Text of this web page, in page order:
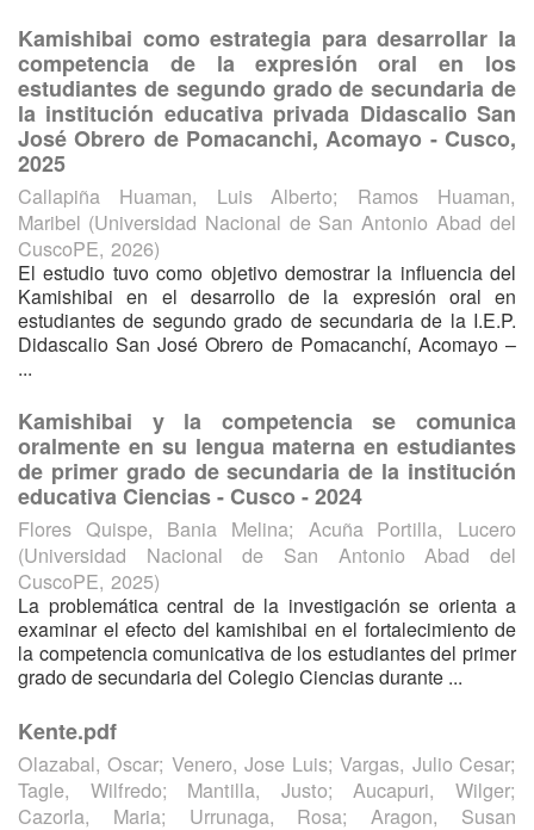
Kamishibai como estrategia para desarrollar la
competencia de la expresión oral en los
estudiantes de segundo grado de secundaria de
la institución educativa privada Didascalio San
José Obrero de Pomacanchi, Acomayo - Cusco,
2025
Callapiña Huaman, Luis Alberto; Ramos Huaman,
Maribel (Universidad Nacional de San Antonio Abad del
CuscoPE, 2026)
El estudio tuvo como objetivo demostrar la influencia del
Kamishibai en el desarrollo de la expresión oral en
estudiantes de segundo grado de secundaria de la I.E.P.
Didascalio San José Obrero de Pomacanchí, Acomayo –
...
Kamishibai y la competencia se comunica
oralmente en su lengua materna en estudiantes
de primer grado de secundaria de la institución
educativa Ciencias - Cusco - 2024
Flores Quispe, Bania Melina; Acuña Portilla, Lucero
(Universidad Nacional de San Antonio Abad del
CuscoPE, 2025)
La problemática central de la investigación se orienta a
examinar el efecto del kamishibai en el fortalecimiento de
la competencia comunicativa de los estudiantes del primer
grado de secundaria del Colegio Ciencias durante ...
Kente.pdf
Olazabal, Oscar; Venero, Jose Luis;Vargas, Julio Cesar;
Tagle, Wilfredo; Mantilla, Justo; Aucapuri, Wilger;
Cazorla, Maria; Urrunaga, Rosa; Aragon, Susan